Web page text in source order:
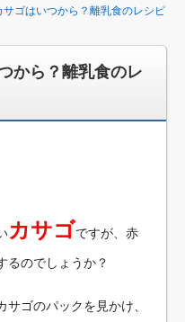
サゴはいつから？離乳食のレシピ
から？離乳食のレ
カサゴですが、赤
るのでしょうか？
ゴのパックを見かけ、